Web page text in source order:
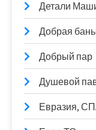
Детали
Добрая
Добрый пар
Душевой
Евразия,